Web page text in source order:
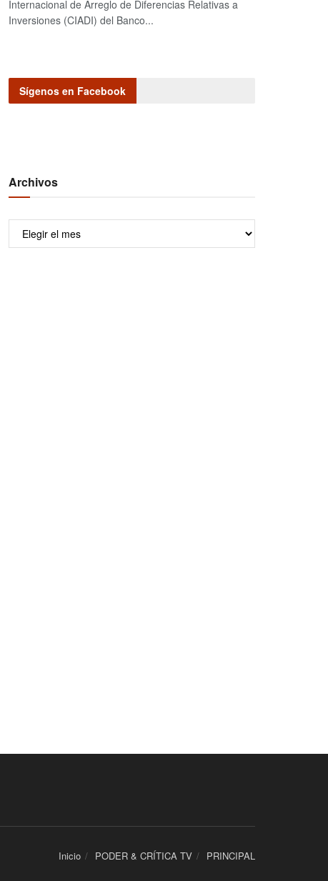
Internacional de Arreglo de Diferencias Relativas a
Inversiones (CIADI) del Banco...
Sígenos en Facebook
Archivos
Archivos
Inicio PODER & CRÍTICA TV PRINCIPAL